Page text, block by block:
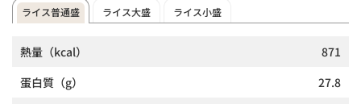
ライス普通盛 ライス大盛 ライス小盛
熱量 （kcal）
871
蛋白質 （g）
27.8